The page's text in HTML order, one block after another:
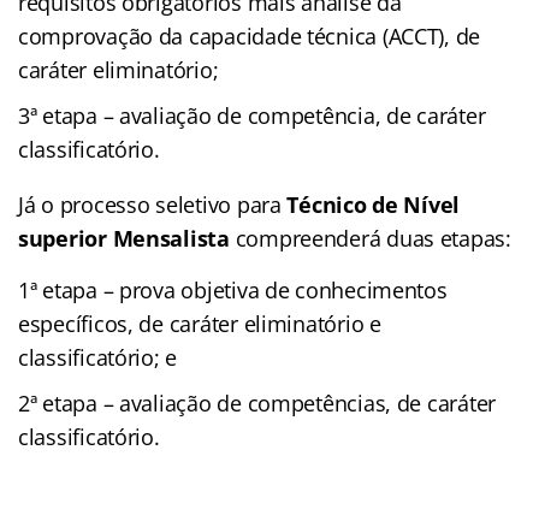
comprovação da capacidade técnica (ACCT), de
caráter eliminatório;
3ª etapa – avaliação de competência, de caráter
classificatório.
Já o processo seletivo paraTécnico de Nível
superior Mensalista compreenderá duas etapas:
1ª etapa – prova objetiva de conhecimentos
específicos, de caráter eliminatório e
classificatório; e
2ª etapa – avaliação de competências, de caráter
classificatório.